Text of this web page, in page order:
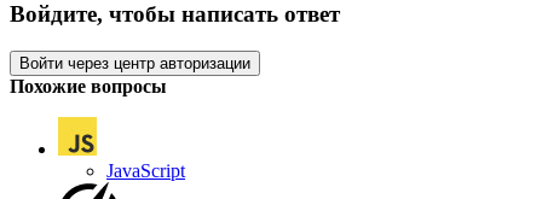
Войдите, чтобы написать ответ
Войти через центр авторизации
Похожие вопросы
JavaScript